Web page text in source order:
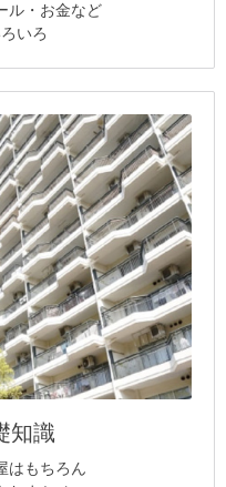
ル・お金など
いろ
知識
はもちろん